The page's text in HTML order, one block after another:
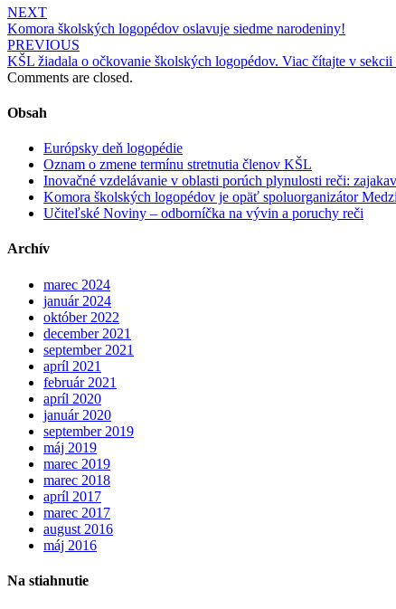
NEXT
Komora školských logopédov oslavuje siedme narodeniny!
PREVIOUS
KŠL žiadala o očkovanie školských logopédov. Viac čítajte v sekcii
Comments are closed.
Obsah
Európsky deň logopédie
Oznam o zmene termínu stretnutia členov KŠL
Inovačné vzdelávanie v oblasti porúch plynulosti reči:
Komora školských logopédov je opäť spoluorganizátor
Učiteľské Noviny – odborníčka na vývin a poruchy reči
Archív
marec 2024
január 2024
október 2022
december 2021
september 2021
apríl 2021
február 2021
apríl 2020
január 2020
september 2019
máj 2019
marec 2019
marec 2018
apríl 2017
marec 2017
august 2016
máj 2016
Na stiahnutie